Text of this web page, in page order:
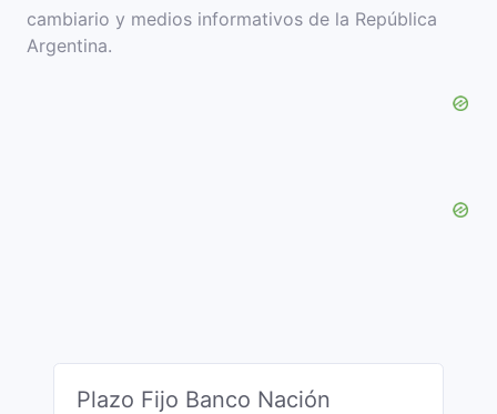
cambiario y medios informativos de la República
Argentina.
Plazo Fijo Banco Nación